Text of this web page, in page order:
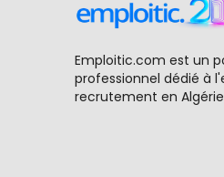
Emploitic.com est un
professionnel dédié à
recrutement en